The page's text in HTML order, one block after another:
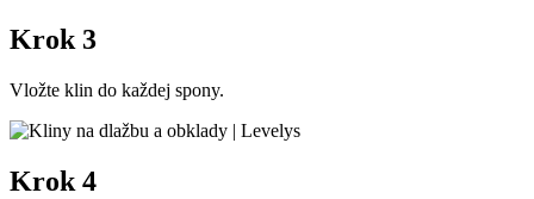
Krok 3
Vložte klin do každej spony.
Krok 4